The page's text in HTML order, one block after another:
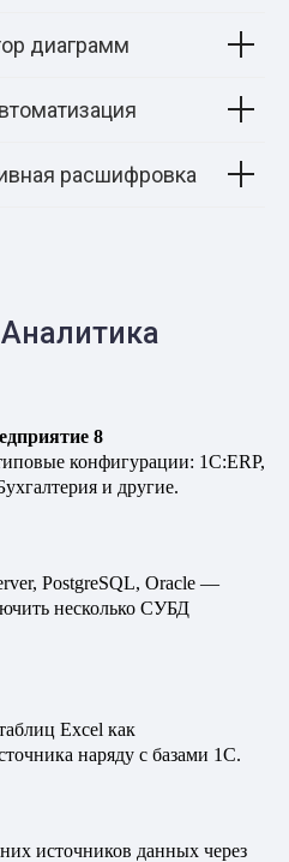
диаграмм
расшифровка
8
конфигурации: 1С:ERP,
и другие.
PostgreSQL, Oracle —
несколько СУБД
Excel как
наряду с базами 1С.
источников данных через